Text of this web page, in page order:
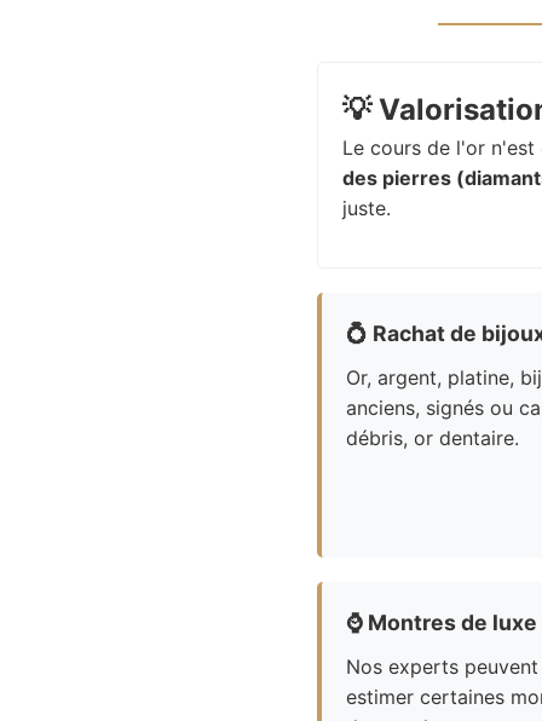
💡
Le cours de l'or
des pierres
juste.
💍 Rachat de
Or, argent, platine,
anciens, signés ou
débris, or dentaire.
⌚ Montres de luxe
Nos experts peuvent
estimer certaines